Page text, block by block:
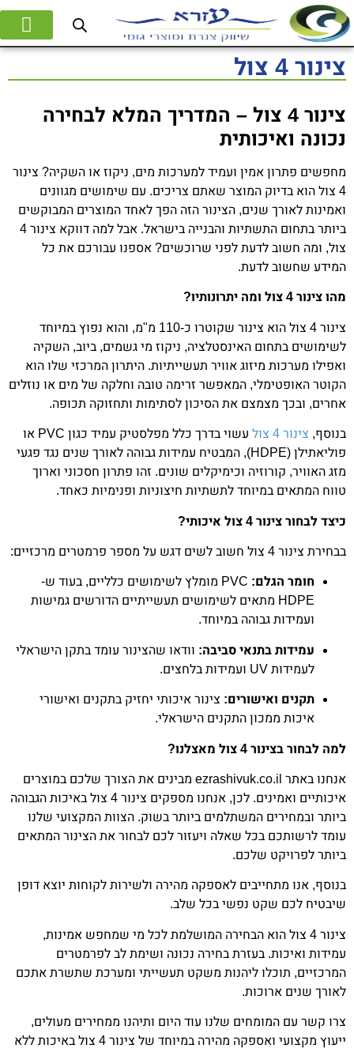
צינור 4 צול
צינור 4 צול – המדריך המלא לבחירה
נכונה ואיכותית
מחפשים פתרון אמין ועמיד למערכות מים, ניקוז או השקיה? צינור
4 צול הוא בדיוק המוצר שאתם צריכים. עם שימושים מגוונים
ואמינות לאורך שנים, הצינור הזה הפך לאחד המוצרים המבוקשים
ביותר בתחום התשתיות והבנייה בישראל. אבל למה דווקא צינור 4
צול, ומה חשוב לדעת לפני שרוכשים? אספנו עבורכם את כל
המידע שחשוב לדעת.
מהו צינור 4 צול ומה יתרונותיו?
צינור 4 צול הוא צינור שקוטרו כ-110 מ"מ, והוא נפוץ במיוחד
לשימושים בתחום האינסטלציה, ניקוז מי גשמים, ביוב, השקיה
ואפילו מערכות מיזוג אוויר תעשייתיות. היתרון המרכזי שלו הוא
הקוטר האופטימלי, המאפשר זרימה טובה וחלקה של מים או נוזלים
אחרים, ובכך מצמצם את הסיכון לסתימות ותחזוקה תכופה.
בנוסף, צינור 4 צול
עשוי בדרך כלל מפלסטיק עמיד כגון PVC או
פוליאתילן (HDPE), המבטיח עמידות גבוהה לאורך שנים נגד פגעי
מזג האוויר, קורוזיה וכימיקלים שונים. זהו פתרון חסכוני וארוך
טווח המתאים במיוחד לתשתיות חיצוניות ופנימיות כאחד.
כיצד לבחור צינור 4 צול איכותי?
בבחירת צינור 4 צול חשוב לשים דגש על מספר פרמטרים מרכזיים:
חומר הגלם:
PVC מומלץ לשימושים כלליים, בעוד ש-
HDPE מתאים לשימושים תעשייתיים הדורשים גמישות
ועמידות גבוהה במיוחד.
עמידות בתנאי סביבה: וודאו שהצינור עומד בתקן הישראלי
לעמידות UV ועמידות בלחצים.
תקנים ואישורים: צינור איכותי יחזיק בתקנים ואישורי
איכות ממכון התקנים הישראלי.
למה לבחור בצינור 4 צול מאצלנו?
אנחנו באתר ezrashivuk.co.il מבינים את הצורך שלכם במוצרים
איכותיים ואמינים. לכן, אנחנו מספקים צינור 4 צול באיכות הגבוהה
ביותר ובמחירים המשתלמים ביותר בשוק. הצוות המקצועי שלנו
עומד לרשותכם בכל שאלה ויעזור לכם לבחור את הצינור המתאים
ביותר לפרויקט שלכם.
בנוסף, אנו מתחייבים לאספקה מהירה ולשירות לקוחות יוצא דופן
שיבטיח לכם שקט נפשי בכל שלב.
צינור 4 צול הוא הבחירה המושלמת לכל מי שמחפש אמינות,
עמידות ואיכות. בעזרת בחירה נכונה ושימת לב לפרמטרים
המרכזיים, תוכלו ליהנות משקט תעשייתי ומערכת שתשרת אתכם
לאורך שנים ארוכות.
צרו קשר עם המומחים שלנו עוד היום ותיהנו ממחירים מעולים,
ייעוץ מקצועי ואספקה מהירה במיוחד של צינור 4 צול באיכות ללא